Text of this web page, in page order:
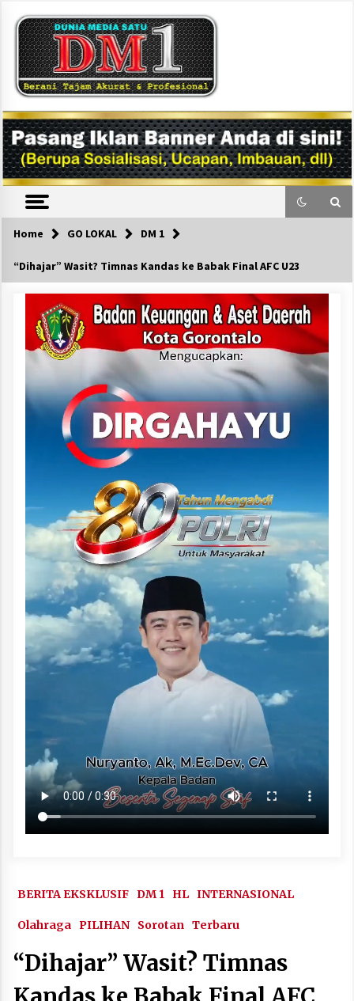
content
DM1
Home GO LOKAL DM 1
“Dihajar” Wasit? Timnas Kandas ke Babak Final AFC U23
BERITA EKSKLUSIF DM 1 HL INTERNASIONAL
Olahraga PILIHAN Sorotan Terbaru
“Dihajar” Wasit? Timnas